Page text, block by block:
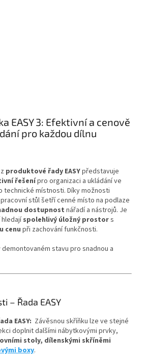
EASY 3: Efektivní a cenově
pro každou dílnu
produktové řady EASYpředstavuje
řešenípro organizaci a ukládání ve
technické místnosti. Díky možnosti
stůl šetří cenné místo na podlaze
dostupnostnářadí a nástrojů. Je
spolehlivý úložný prostors
cenu při zachování funkčnosti.
stavu pro snadnou a
– Řada EASY
EASY: Závěsnou skříňku lze ve stejné
doplnit dalšími nábytkovými prvky,
stoly, dílenskými skříněmi
boxy.